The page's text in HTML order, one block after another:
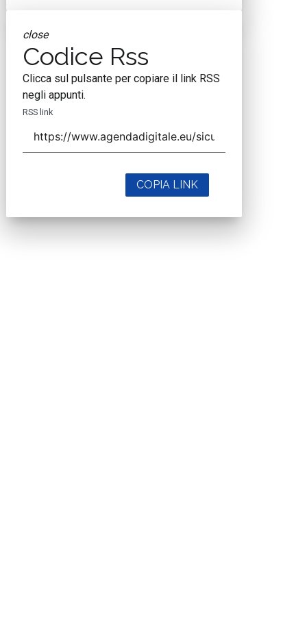
close
Codice Rss
Clicca sul pulsante per copiare il link RSS
negli appunti.
RSS link
COPIA LINK